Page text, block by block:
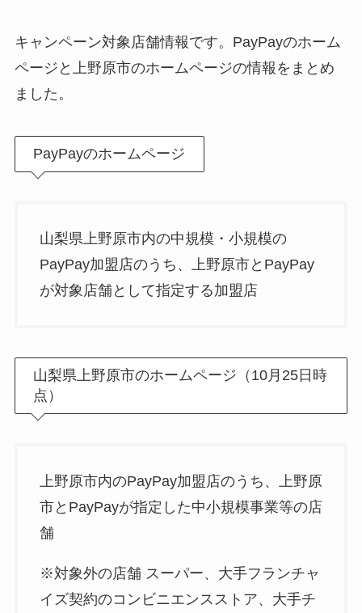
キャンペーン対象店舗情報です。PayPayのホーム
ページと上野原市のホームページの情報をまとめ
ました。
PayPayのホームページ
山梨県上野原市内の中規模・小規模の
PayPay加盟店のうち、上野原市とPayPay
が対象店舗として指定する加盟店
山梨県上野原市のホームページ（10月25日時
点）
上野原市内のPayPay加盟店のうち、上野原
市とPayPayが指定した中小規模事業等の店
舗
※対象外の店舗 スーパー、大手フランチャ
イズ契約のコンビニエンスストア、大手チ